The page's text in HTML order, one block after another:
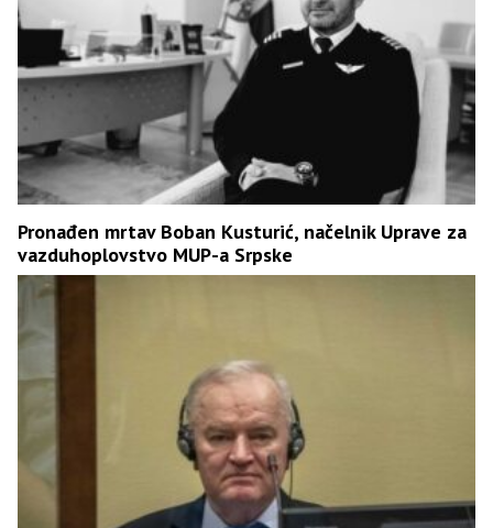
Pronađen mrtav Boban Kusturić, načelnik Uprave za
vazduhoplovstvo MUP-a Srpske